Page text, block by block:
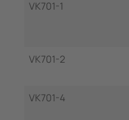
VK701-1
VK701-2
VK701-4